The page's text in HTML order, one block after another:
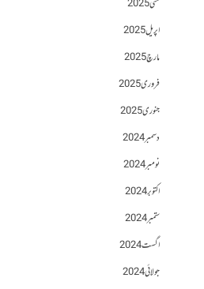
مئی 2025
اپریل 2025
مارچ 2025
فروری 2025
جنوری 2025
دسمبر 2024
نومبر 2024
اکتوبر 2024
ستمبر 2024
اگست 2024
جولائی 2024